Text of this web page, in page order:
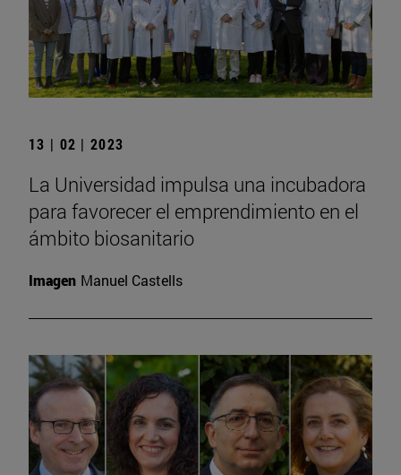
13 | 02 | 2023
La Universidad impulsa una incubadora
para favorecer el emprendimiento en el
ámbito biosanitario
Imagen Manuel Castells